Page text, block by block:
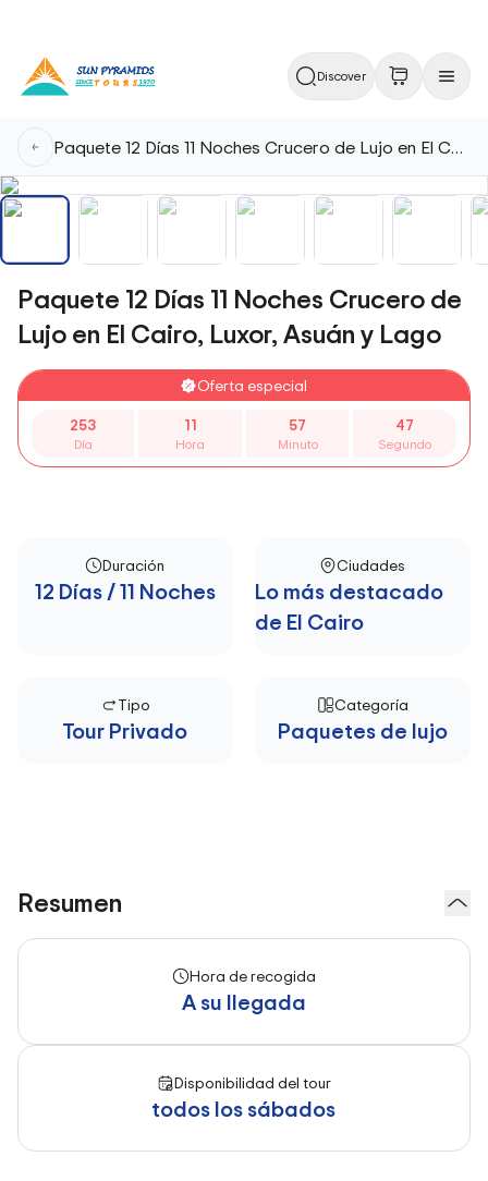
Discover
Paquete 12 Días 11 Noches Crucero de Lujo en El Cairo, Luxor, Asuán y Lago
Paquete 12 Días 11 Noches Crucero de
Lujo en El Cairo, Luxor, Asuán y Lago
Oferta especial
253
Día
11
Hora
57
Minuto
48
Segundo
Duración
12 Días / 11 Noches
Ciudades
Lo más destacado
de El Cairo
Tipo
Tour Privado
Categoría
Paquetes de lujo
Resumen
Hora de recogida
A su llegada
Disponibilidad del tour
todos los sábados